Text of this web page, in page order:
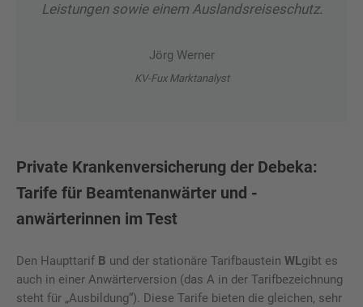
Leistungen sowie einem Auslandsreiseschutz.
Jörg Werner
KV-Fux Marktanalyst
Private Krankenversicherung der Debeka:
Tarife für Beamtenanwärter und -
anwärterinnen im Test
Den Haupttarif B und der stationäre Tarifbaustein WLgibt es
auch in einer Anwärterversion (das A in der Tarifbezeichnung
steht für „Ausbildung“). Diese Tarife bieten die gleichen, sehr